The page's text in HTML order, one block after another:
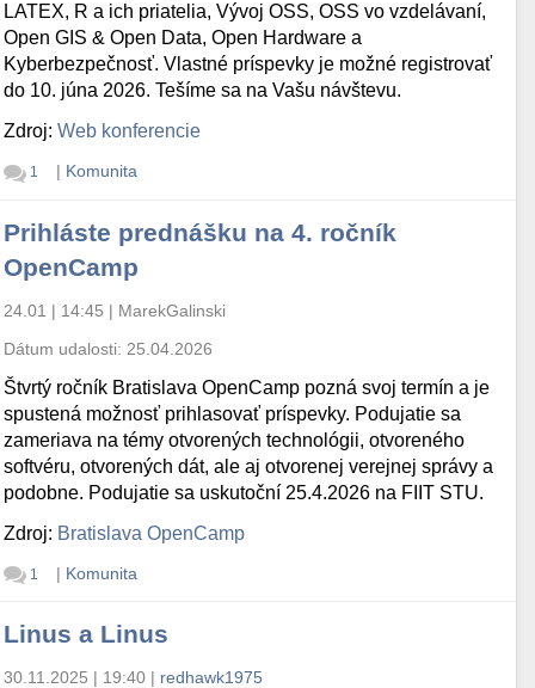
LATEX, R a ich priatelia, Vývoj OSS, OSS vo vzdelávaní,
Open GIS & Open Data, Open Hardware a
Kyberbezpečnosť. Vlastné príspevky je možné registrovať
do 10. júna 2026. Tešíme sa na Vašu návštevu.
Zdroj:Web konferencie
1 | Komunita
Prihláste prednášku na 4. ročník
OpenCamp
24.01 | 14:45 | MarekGalinski
Dátum udalosti: 25.04.2026
Štvrtý ročník Bratislava OpenCamp pozná svoj termín a je
spustená možnosť prihlasovať príspevky. Podujatie sa
zameriava na témy otvorených technológii, otvoreného
softvéru, otvorených dát, ale aj otvorenej verejnej správy a
podobne. Podujatie sa uskutoční 25.4.2026 na FIIT STU.
Zdroj: Bratislava OpenCamp
1 | Komunita
Linus a Linus
30.11.2025 | 19:40 | redhawk1975